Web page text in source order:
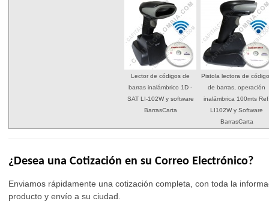
Lector de códigos de
barras inalámbrico 1D -
SAT LI-102W y software
BarrasCarta
Pistola lectora de
de barras, operación
inalámbrica 100mts
LI102W y Software
BarrasCarta
¿Desea una Cotización en su Correo Electrónico?
Enviamos rápidamente una cotización completa, con toda la
producto y envío a su ciudad.